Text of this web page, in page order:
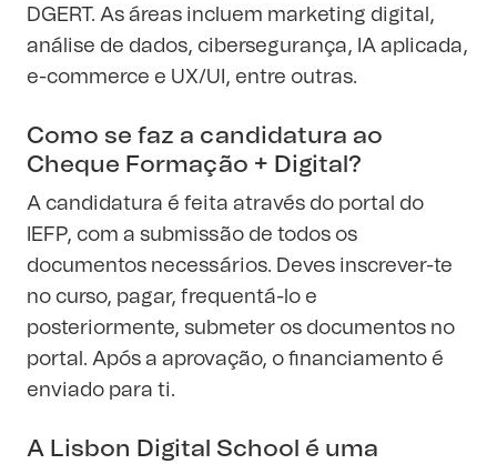
DGERT. As áreas incluem marketing digital,
análise de dados, cibersegurança, IA aplicada,
e-commerce e UX/UI, entre outras.
Como se faz a candidatura ao
Cheque Formação + Digital?
A candidatura é feita através do portal do
IEFP, com a submissão de todos os
documentos necessários. Deves inscrever-te
no curso, pagar, frequentá-lo e
posteriormente, submeter os documentos no
portal. Após a aprovação, o financiamento é
enviado para ti.
A Lisbon Digital School é uma